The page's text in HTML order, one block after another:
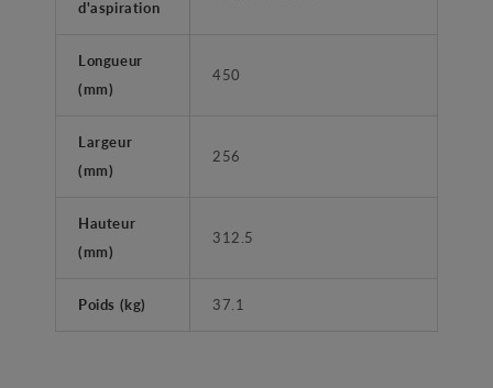
d'aspiration
Longueur
(mm)
450
Largeur
(mm)
256
Hauteur
(mm)
312.5
Poids (kg) 37.1